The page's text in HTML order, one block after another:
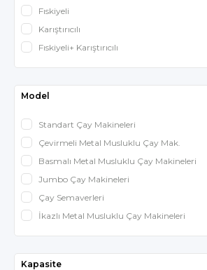
Fıskiyeli
Karıştırıcılı
Fıskiyeli+ Karıştırıcılı
Model
Standart Çay Makineleri
Çevirmeli Metal Musluklu Çay Mak.
Basmalı Metal Musluklu Çay Makineleri
Jumbo Çay Makineleri
Çay Semaverleri
İkazlı Metal Musluklu Çay Makineleri
Kapasite